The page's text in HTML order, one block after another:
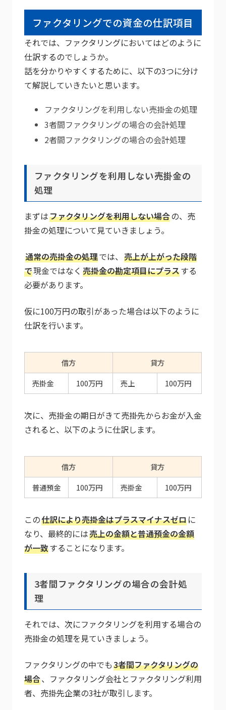
ファクタリングでの資金の仕訳項目
それでは、ファクタリングにおいてはどのように
仕訳するのでしょうか。
話を分かりやすくするために、以下の3つに分け
て解説していきたいと思います。
ファクタリングを利用しない売掛金の処理
3者間ファクタリングの場合の会計処理
2者間ファクタリングの場合の会計処理
ファクタリングを利用しない売掛金の
処理
まずはファクタリングを利用しない場合の、売
掛金の処理について見ていきましょう。
通常の売掛金の処理では、 売上が上がった段階
で現金ではなく 売掛金の勘定項目にプラスする
必要があります。
仮に100万円の取引があった場合は以下のように
仕訳を行います。
借方
貸方
売掛金
100万円 売上 100万円
次に、売掛金の期日がきて売掛先からお金が入金
されると、以下のように仕訳します。
借方
貸方
普通預金
100万円 売掛金 100万円
この仕訳により売掛金はプラスマイナスゼロに
なり、最終的には売上の金額と普通預金の金額
が一致することになります。
3者間ファクタリングの場合の会計処
理
それでは、次にファクタリングを利用する場合の
売掛金の処理を見ていきましょう。
ファクタリングの中でも3者間ファクタリングの
場合、ファクタリング会社とファクタリング利用
者、売掛先企業の3社が取引します。